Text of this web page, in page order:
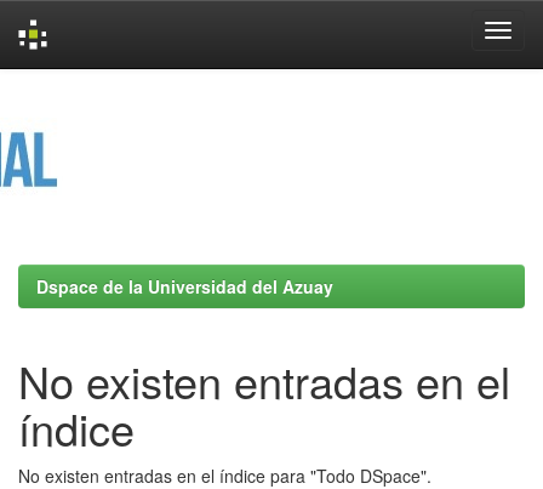
Dspace de la Universidad del Azuay
No existen entradas en el
índice
No existen entradas en el índice para "Todo DSpace".